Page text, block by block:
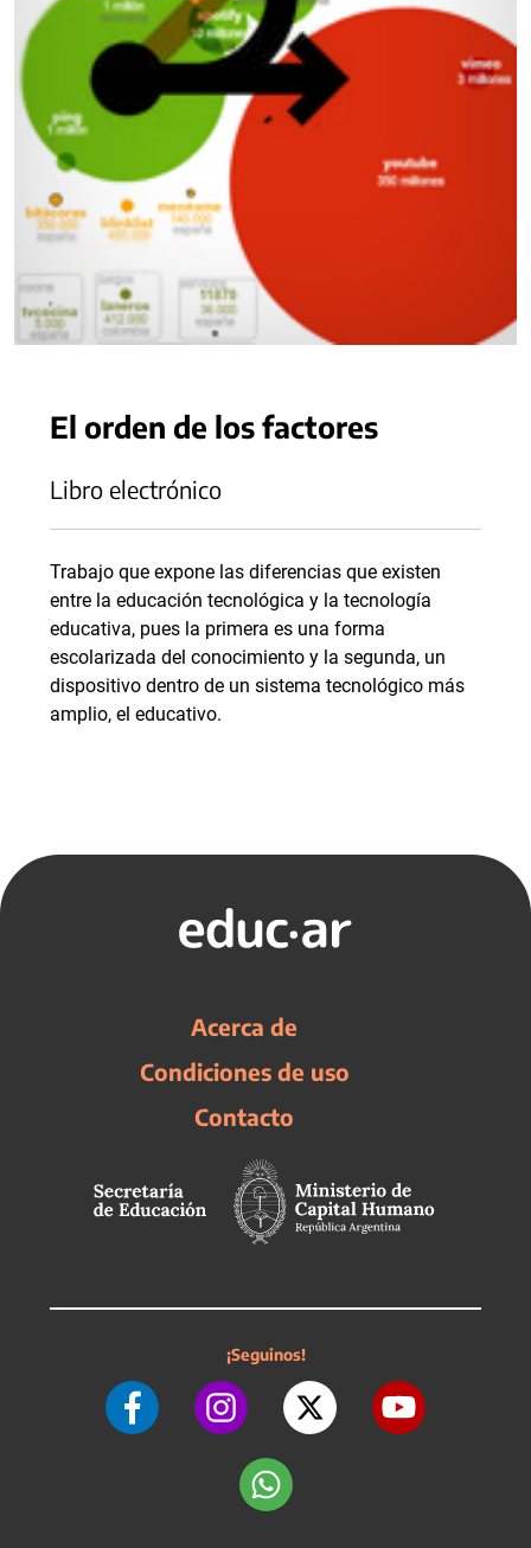
El orden de los factores
Libro electrónico
Trabajo que expone las diferencias que existen
entre la educación tecnológica y la tecnología
educativa, pues la primera es una forma
escolarizada del conocimiento y la segunda, un
dispositivo dentro de un sistema tecnológico más
amplio, el educativo.
Acerca de
Condiciones de uso
Contacto
¡Seguinos!